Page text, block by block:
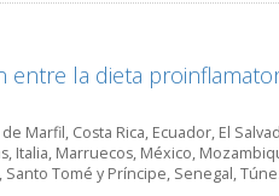
entre la dieta
de Marfil, Costa Rica, Ecuador, El
, Italia, Marruecos, México,
, Santo Tomé y Príncipe, Senegal,